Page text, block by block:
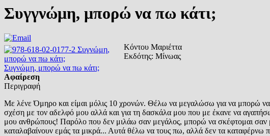
Συγγνώμη, μπορώ να πω κάτι;
Συγνώμη, μπορώ να πω κάτι;
Αφαίρεση
Κόντου Μαριέττα
Εκδότης: Μίνωας
Περιγραφή
Με λένε Όμηρο και είμαι μόλις 10 χρονών. Θέλω να μεγαλώσω για να μπορώ
σχέση με τον αδελφό μου αλλά και για τη δασκάλα μου που με έκανε να
μου ανθρώπους! Παρόλο που δεν μιλάω σαν μεγάλος, μπορώ να σκέφτομαι σαν
καταλαβαίνουν εμάς τα μικρά... Αυτά θέλω να τους πω, αλλά δεν τα καταφέρνω